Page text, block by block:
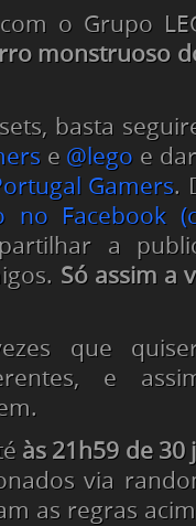
o Grupo
monstruoso
basta
e @lego e
Gamers.
no Facebook
a
Só assim a
que
e
às 21h59 de 30
via
as regras